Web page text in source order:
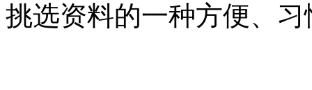
挑选资料的一种方便、